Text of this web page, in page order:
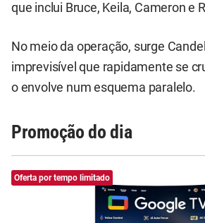
que inclui Bruce, Keila, Cameron e
No meio da operação, surge
imprevisível que rapidamente se
o envolve num esquema paralelo.
Promoção do dia
Oferta por tempo limitado